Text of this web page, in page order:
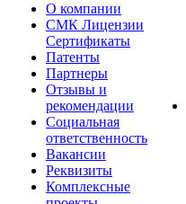
О компании
СМК Лицензии
Сертификаты
Патенты
Партнеры
Отзывы и
рекомендации
Социальная
ответственность
Вакансии
Реквизиты
Комплексные